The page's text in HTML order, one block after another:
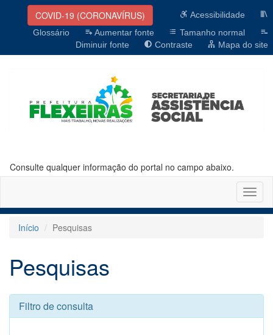
COVID-19 (CORONAVÍRUS)
Acessibilidade
Glossário
Aumentar fonte
Tamanho normal
Diminuir fonte
Contraste Mapa do site
Consulte qualquer informação do portal no campo abaixo.
Início
Pesquisas
Pesquisas
Filtro de consulta